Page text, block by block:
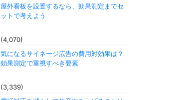
屋外看板を設置するなら、効果測定までセ
ットで考えよう
(4,070)
気になるサイネージ広告の費用対効果は？
効果測定で重視すべき要素
(3,339)